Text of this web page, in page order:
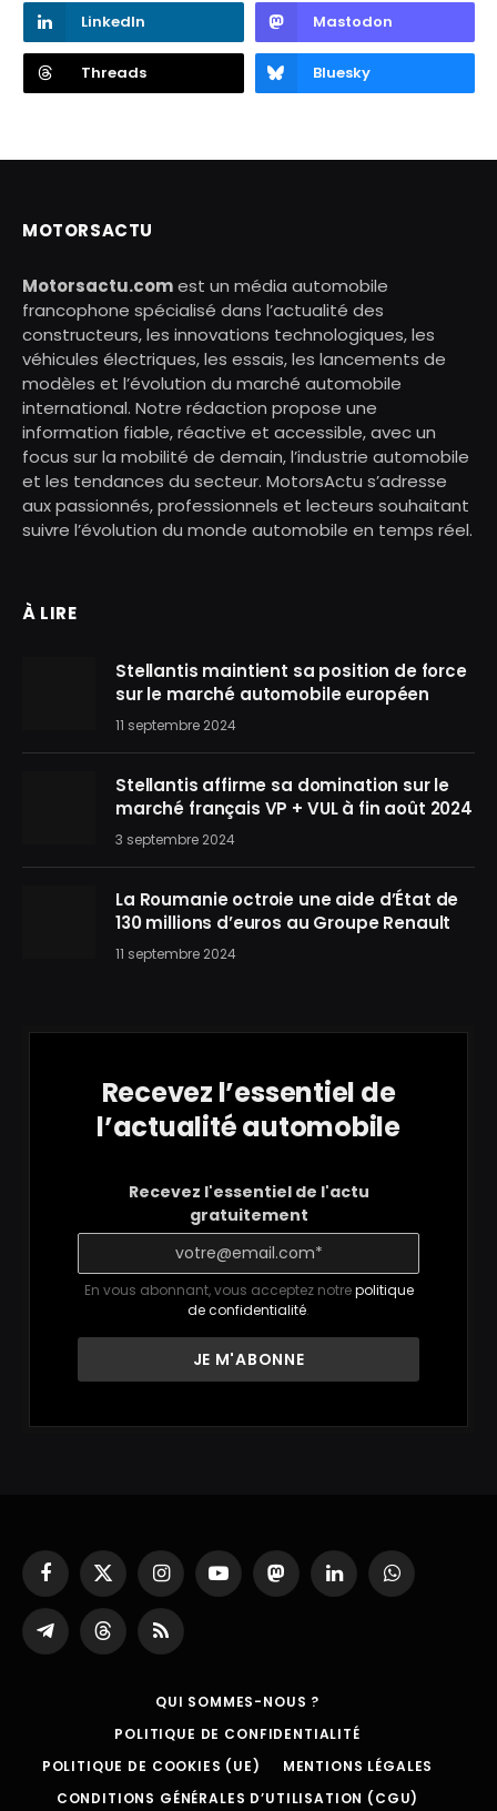
LinkedIn Mastodon
Threads Bluesky
MOTORSACTU
Motorsactu.comest un média automobile
francophone spécialisé dans l’actualité des
constructeurs, les innovations technologiques, les
véhicules électriques, les essais, les lancements de
modèles et l’évolution du marché automobile
international. Notre rédaction propose une
information fiable, réactive et accessible, avec un
focus sur la mobilité de demain, l’industrie automobile
et les tendances du secteur. MotorsActu s’adresse
aux passionnés, professionnels et lecteurs souhaitant
suivre l’évolution du monde automobile en temps réel.
À LIRE
Stellantis maintient sa position de force
sur le marché automobile européen
11 septembre 2024
Stellantis affirme sa domination sur le
marché français VP + VUL à fin août 2024
3 septembre 2024
La Roumanie octroie une aide d’État de
130 millions d’euros au Groupe Renault
11 septembre 2024
Recevez l’essentiel de
l’actualité automobile
Recevez l'essentiel de l'actu
gratuitement
En vous abonnant, vous acceptez notrepolitique
de confidentialité.
Facebook
X
(Twitter)
InstagramYouTubeMastodonLinkedInWhatsApp
Partager
sur
ThreadsRSS
QUI SOMMES-NOUS ?
POLITIQUE DE CONFIDENTIALITÉ
POLITIQUE DE COOKIES (UE)
MENTIONS LÉGALES
CONDITIONS GÉNÉRALES D’UTILISATION (CGU)